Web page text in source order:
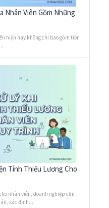
Nhân Viên Gồm Những
hiện nay không chỉ bao gồm tiền
Tính Thiếu Lương Cho
nhân viên, doanh nghiệp cần
xác định...